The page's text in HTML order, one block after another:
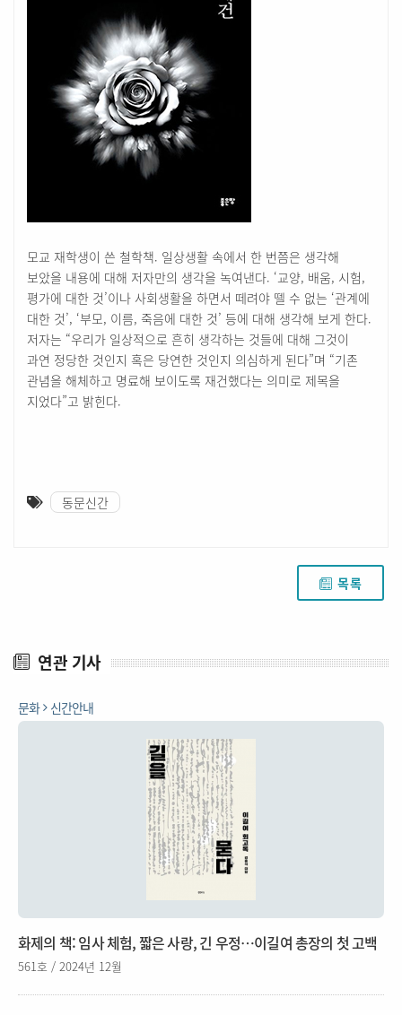
모교 재학생이 쓴 철학책. 일상생활 속에서 한 번쯤은 생각해
보았을 내용에 대해 저자만의 생각을 녹여낸다. ‘교양, 배움, 시험,
평가에 대한 것’이나 사회생활을 하면서 떼려야 뗄 수 없는 ‘관계에
대한 것’, ‘부모, 이름, 죽음에 대한 것’ 등에 대해 생각해 보게 한다.
저자는 “우리가 일상적으로 흔히 생각하는 것들에 대해 그것이
과연 정당한 것인지 혹은 당연한 것인지 의심하게 된다”며 “기존
관념을 해체하고 명료해 보이도록 재건했다는 의미로 제목을
지었다”고 밝힌다.
동문신간
목록
연관 기사
문화 신간안내
화제의 책: 임사 체험, 짧은 사랑, 긴 우정…이길여 총장의 첫 고백
561호 / 2024년 12월